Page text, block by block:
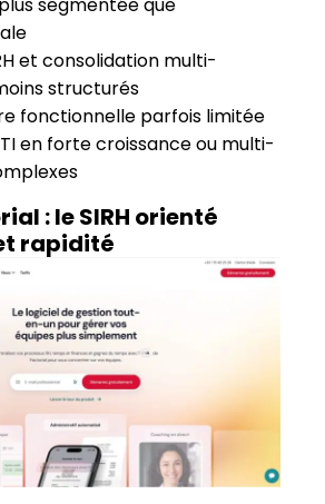
et consolidation multi-
structurés
fonctionnelle parfois limitée
en forte croissance ou multi-
: le SIRH orienté
rapidité